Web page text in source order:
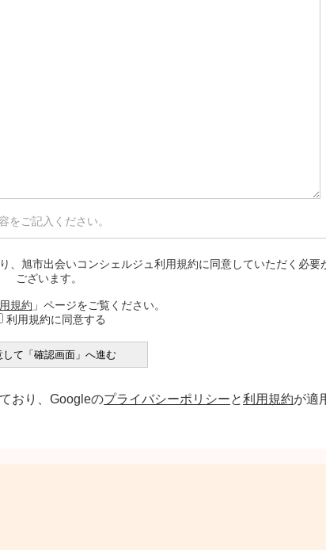
をご記入ください。
、旭市出会いコンシェルジュ利用規約に同意していただく必要
ございます。
規約 」ページをご覧ください。
利用規約に同意する
おり、Googleのプライバシーポリシーと利用規約が適